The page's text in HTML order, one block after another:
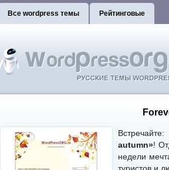
Все wordpress темы Рейтинговые
autumn»!
недели